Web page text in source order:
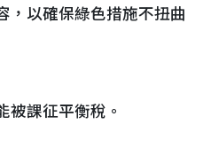
以確保綠色措施不扭曲
課征平衡稅。